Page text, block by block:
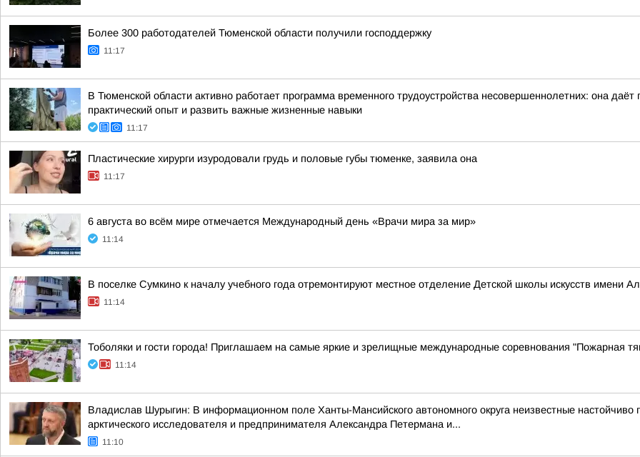
Более 300 работодателей Тюменской области получили господдержку
11:17
В Тюменской области активно работает программа временного трудоустройства несовершеннолетних: она
практический опыт и развить важные жизненные навыки
11:17
Пластические хирурги изуродовали грудь и половые губы тюменке, заявила она
11:17
6 августа во всём мире отмечается Международный день «Врачи мира за мир»
11:14
В поселке Сумкино к началу учебного года отремонтируют местное отделение Детской школы искусств имени
11:14
Тоболяки и гости города! Приглашаем на самые яркие и зрелищные международные соревнования "Пожарная
11:14
Владислав Шурыгин: В информационном поле Ханты-Мансийского автономного округа неизвестные настойчиво
арктического исследователя и предпринимателя Александра Петермана и...
11:10